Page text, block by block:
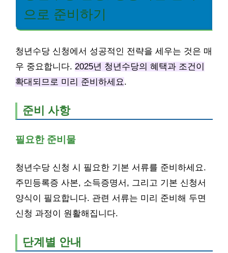
으로 준비하기
청년수당 신청에서 성공적인 전략을 세우는 것은 매
우 중요합니다. 2025년 청년수당의 혜택과 조건이
확대되므로 미리 준비하세요.
준비 사항
필요한 준비물
청년수당 신청 시 필요한 기본 서류를 준비하세요.
주민등록증 사본, 소득증명서, 그리고 기본 신청서
양식이 필요합니다. 관련 서류는 미리 준비해 두면
신청 과정이 원활해집니다.
단계별 안내